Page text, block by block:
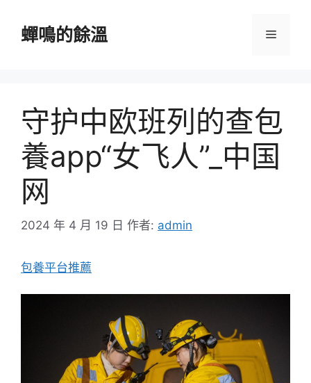
蟬鳴的餘溫 選
守护中欧班列的查包
養app“女飞人”_中国
网
2024 年 4 月 19 日 作者: admin
包養平台推薦